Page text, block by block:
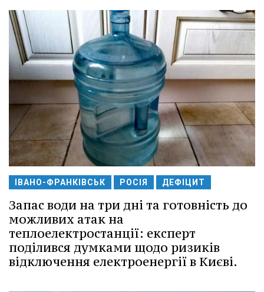
ІВАНО-ФРАНКІВСЬК РОСІЯ ДЕФІЦИТ
Запас води на три дні та готовність до
можливих атак на
теплоелектростанції: експерт
поділився думками щодо ризиків
відключення електроенергії в Києві.